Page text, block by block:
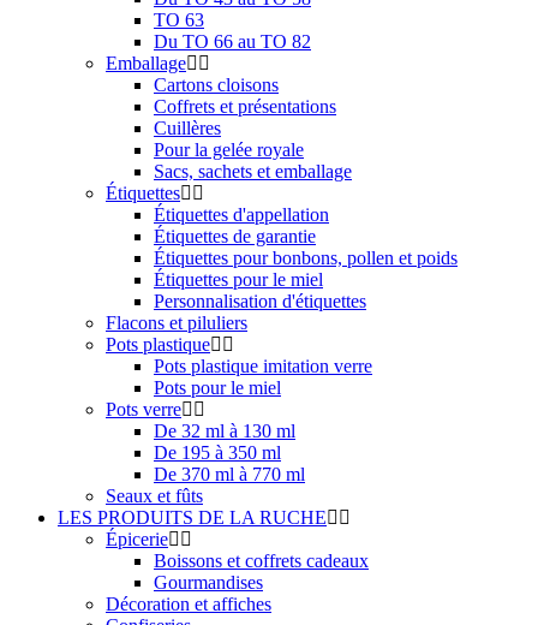
TO 63
Du TO 66 au TO 82
Emballage
Cartons cloisons
Coffrets et présentations
Cuillères
Pour la gelée royale
Sacs, sachets et emballage
Étiquettes
Étiquettes d'appellation
Étiquettes de garantie
Étiquettes pour bonbons, pollen et poids
Étiquettes pour le miel
Personnalisation d'étiquettes
Flacons et piluliers
Pots plastique
Pots plastique imitation verre
Pots pour le miel
Pots verre
De 32 ml à 130 ml
De 195 à 350 ml
De 370 ml à 770 ml
Seaux et fûts
LES PRODUITS DE LA RUCHE
Épicerie
Boissons et coffrets cadeaux
Gourmandises
Décoration et affiches